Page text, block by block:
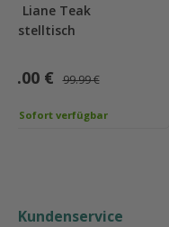
AXI Alya Teak
Rund
69.00 € 79.99 €
Sofort verfügbar
Kundenservice